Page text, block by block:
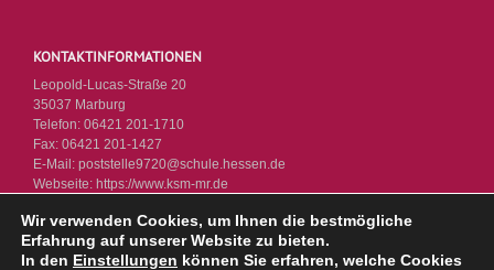
KONTAKTINFORMATIONEN
Leopold-Lucas-Straße 20
35037 Marburg
Telefon: 06421 201-1710
Fax: 06421 201-1427
E-Mail: poststelle9720@schule.hessen.de
Webseite: https://www.ksm-mr.de
Wir verwenden Cookies, um Ihnen die bestmögliche
Erfahrung auf unserer Website zu bieten.
In den Einstellungen können Sie erfahren, welche Cookies